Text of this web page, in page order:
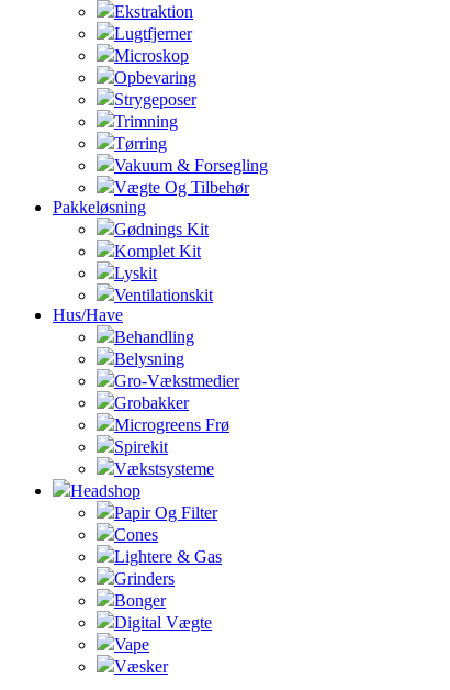
Ekstraktion
Lugtfjerner
Microskop
Opbevaring
Strygeposer
Trimning
Tørring
Vakuum & Forsegling
Vægte Og Tilbehør
Pakkeløsning
Gødnings Kit
Komplet Kit
Lyskit
Ventilationskit
Hus/Have
Behandling
Belysning
Gro-Vækstmedier
Grobakker
Microgreens Frø
Spirekit
Vækstsysteme
Headshop
Papir Og Filter
Cones
Lightere & Gas
Grinders
Bonger
Digital Vægte
Vape
Væsker